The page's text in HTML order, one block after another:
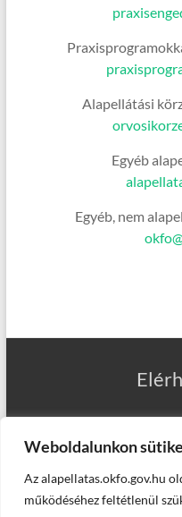
Weboldalunkon
Az alapellatas.okfo.gov.hu
működéséhez feltétlenül
Alapellátási
Egyéb
Egyéb, nem